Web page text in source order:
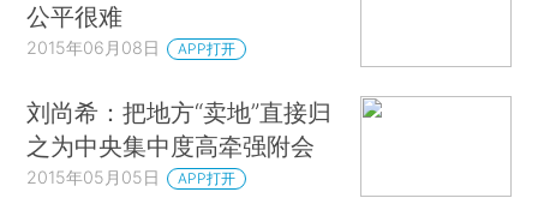
公平很难
2015年06月08日 APP打开
刘尚希：把地方“卖地”直接归
之为中央集中度高牵强附会
2015年05月05日 APP打开